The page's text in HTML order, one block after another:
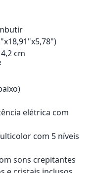
cm
elétrica com
com 5 níveis
sons crepitantes